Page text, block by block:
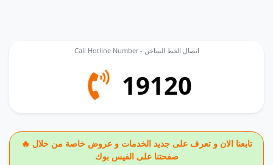
Call Hotline Number - اتصال الخط الساخن
19120
🔥 تابعنا الان و تعرف على جديد الخدمات و عروض خاصة من خلال
صفحتنا على الفيس بوك